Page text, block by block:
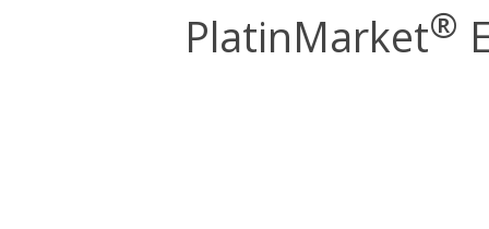
PlatinMarket®